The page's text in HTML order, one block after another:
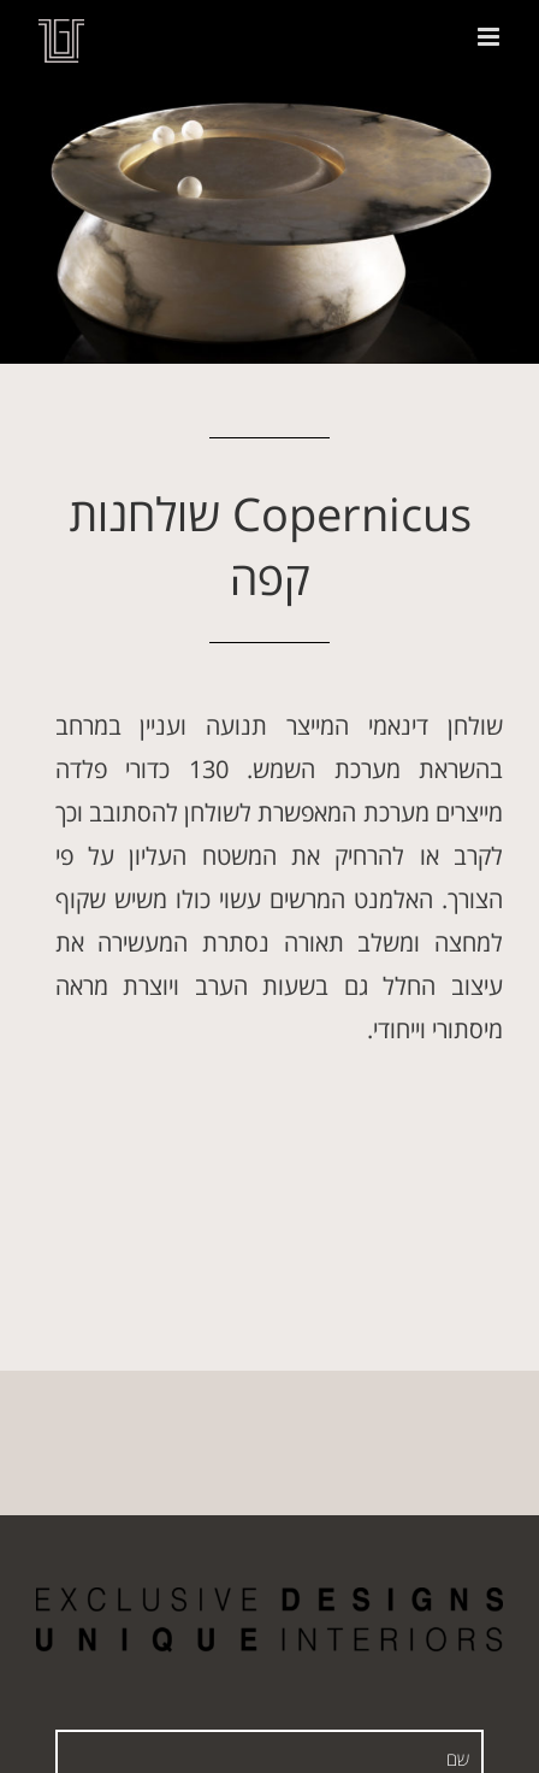
Copernicus שולחנות
קפה
שולחן דינאמי המייצר תנועה ועניין במרחב
בהשראת מערכת השמש. 130 כדורי פלדה
מייצרים מערכת המאפשרת לשולחן להסתובב וכך
לקרב או להרחיק את המשטח העליון על פי
הצורך. האלמנט המרשים עשוי כולו משיש שקוף
למחצה ומשלב תאורה נסתרת המעשירה את
עיצוב החלל גם בשעות הערב ויוצרת מראה
מיסתורי וייחודי.
שם